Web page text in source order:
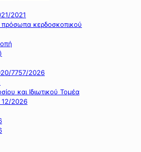
2021
κερδοσκοπικού
7757/2026
και Ιδιωτικού Τομέα
12/2026